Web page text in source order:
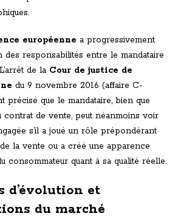
européenne a progressivement
responsabilités entre le mandataire
de la Cour de justice de
du 9 novembre 2016 (affaire C-
précisé que le mandataire, bien que
contrat de vente, peut néanmoins voir
s’il a joué un rôle prépondérant
la vente ou a créé une apparence
consommateur quant à sa qualité réelle.
d’évolution et
du marché